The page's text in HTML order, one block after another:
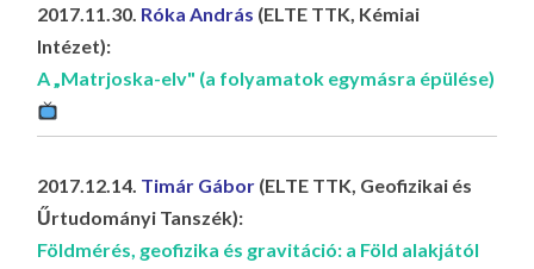
2017.11.30. Róka András (ELTE TTK, Kémiai
Intézet):
A „Matrjoska-elv" (a folyamatok egymásra épülése)
2017.12.14. Timár Gábor (ELTE TTK, Geofizikai és
Űrtudományi Tanszék):
Földmérés, geofizika és gravitáció: a Föld alakjától